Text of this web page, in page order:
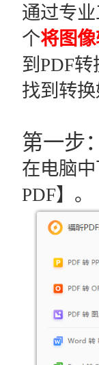
通过专
个将图
到PDF
找到转换
第一步
在电脑
PDF】。